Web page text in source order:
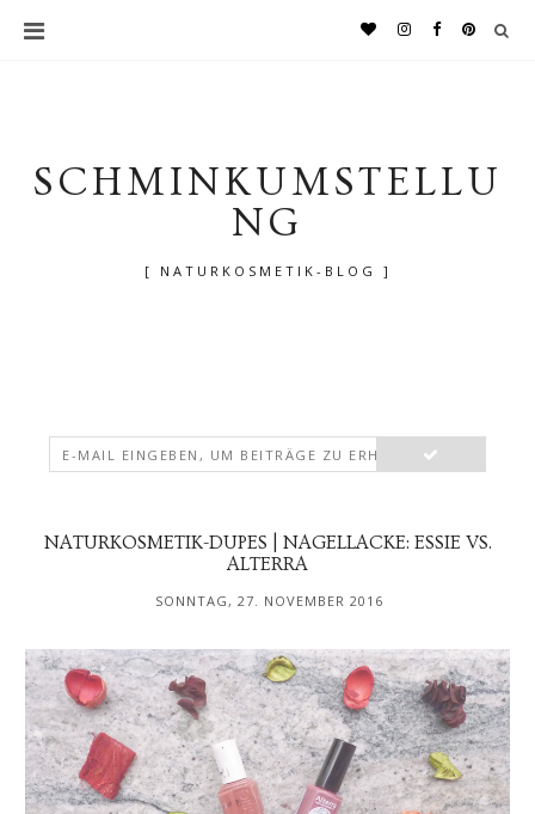
SCHMINKUMSTELLU
NG
[ NATURKOSMETIK-BLOG ]
NATURKOSMETIK-DUPES | NAGELLACKE: ESSIE VS.
ALTERRA
SONNTAG, 27. NOVEMBER 2016